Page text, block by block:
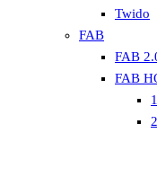
Twido
FAB
FAB
FAB